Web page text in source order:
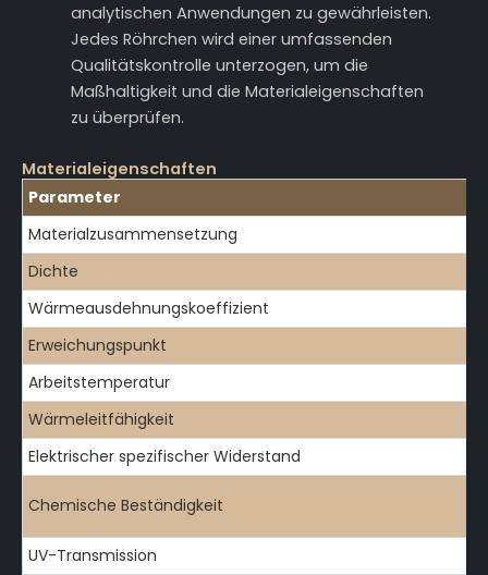
analytischen Anwendungen zu gewährleisten.
Jedes Röhrchen wird einer umfassenden
Qualitätskontrolle unterzogen, um die
Maßhaltigkeit und die Materialeigenschaften
zu überprüfen.
Materialeigenschaften
Parameter
Materialzusammensetzung
Dichte
Wärmeausdehnungskoeffizient
Erweichungspunkt
Arbeitstemperatur
Wärmeleitfähigkeit
Elektrischer spezifischer Widerstand
Chemische Beständigkeit
UV-Transmission